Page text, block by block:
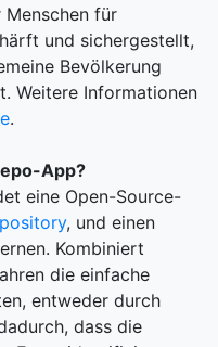
für
und sichergestellt,
Bevölkerung
Weitere Informationen
.
App?
eine Open-Source-
, und einen
Kombiniert
die einfache
entweder durch
dass die